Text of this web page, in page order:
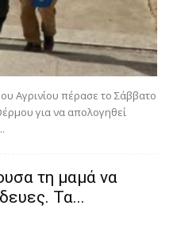
Αγρινίου πέρασε το Σάββατο
για να απολογηθεί
τη μαμά να
Τα...